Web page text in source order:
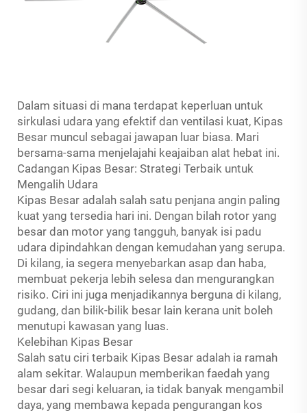
Dalam situasi di mana terdapat keperluan untuk
sirkulasi udara yang efektif dan ventilasi kuat, Kipas
Besar muncul sebagai jawapan luar biasa. Mari
bersama-sama menjelajahi keajaiban alat hebat ini.
Cadangan Kipas Besar: Strategi Terbaik untuk
Mengalih Udara
Kipas Besar adalah salah satu penjana angin paling
kuat yang tersedia hari ini. Dengan bilah rotor yang
besar dan motor yang tangguh, banyak isi padu
udara dipindahkan dengan kemudahan yang serupa.
Di kilang, ia segera menyebarkan asap dan haba,
membuat pekerja lebih selesa dan mengurangkan
risiko. Ciri ini juga menjadikannya berguna di kilang,
gudang, dan bilik-bilik besar lain kerana unit boleh
menutupi kawasan yang luas.
Kelebihan Kipas Besar
Salah satu ciri terbaik Kipas Besar adalah ia ramah
alam sekitar. Walaupun memberikan faedah yang
besar dari segi keluaran, ia tidak banyak mengambil
daya, yang membawa kepada pengurangan kos